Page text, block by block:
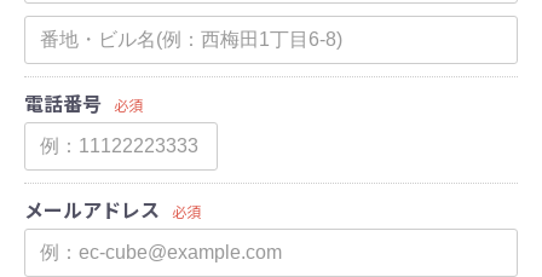
電話番号 必須
メールアドレス 必須